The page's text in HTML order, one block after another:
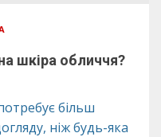
шкіра обличчя?
більш
ніж будь-яка